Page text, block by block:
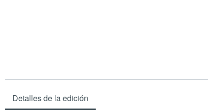
Detalles de la edición